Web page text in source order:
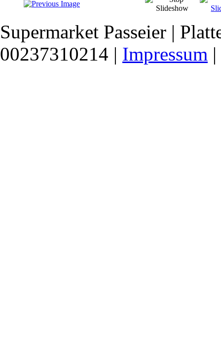
Supermarket Passeier |
00237310214 | Impressum |